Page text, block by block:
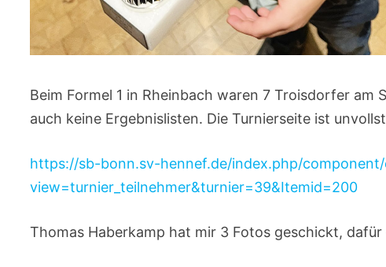
Beim Formel 1 in Rheinbach waren 7 Troisdorfer
auch keine Ergebnislisten. Die Turnierseite ist
https://sb-bonn.sv-hennef.de/index.php/
view=turnier_teilnehmer&turnier=39&Itemid=200
Thomas Haberkamp hat mir 3 Fotos geschickt, dafür